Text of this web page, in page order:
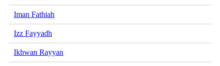
Iman Fathiah
Izz Fayyadh
Ikhwan Rayyan